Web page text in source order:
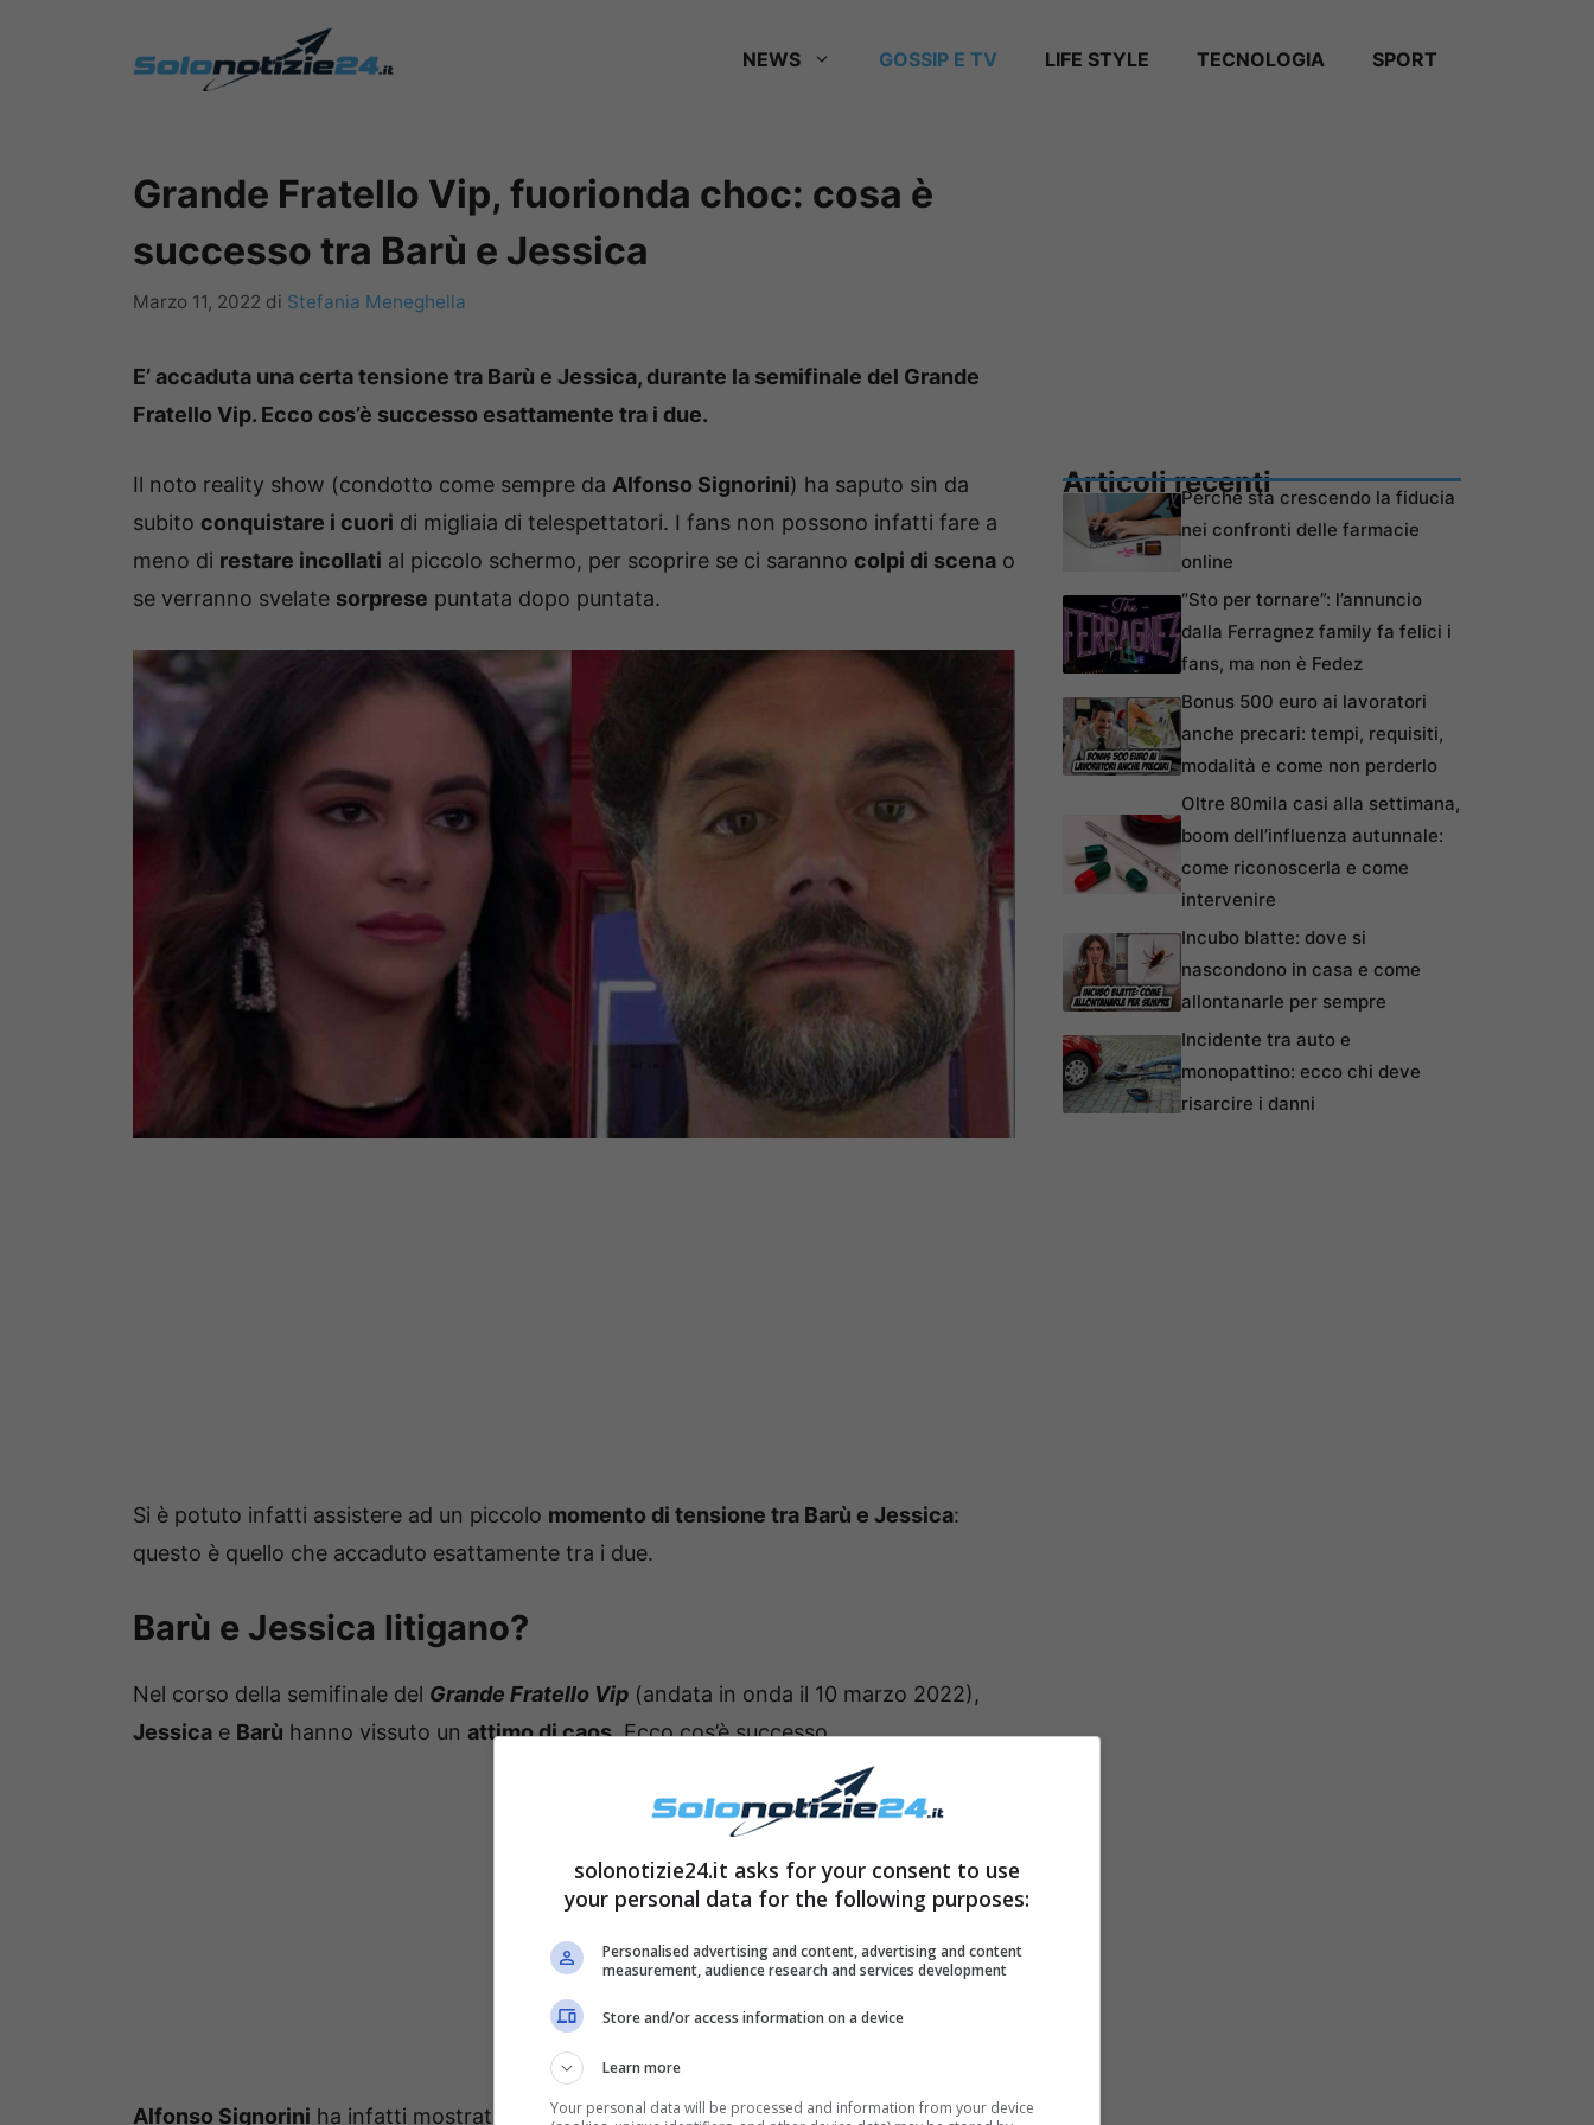
NEWS GOSSIP E TV LIFE STYLE TECNOLOGIA SPORT
Grande Fratello Vip, fuorionda choc: cosa è
successo tra Barù e Jessica
Marzo 11, 2022 di Stefania Meneghella
E’ accaduta una certa tensione tra Barù e Jessica, durante la semifinale del Grande
Fratello Vip. Ecco cos’è successo esattamente tra i due.
Il noto reality show (condotto come sempre da Alfonso Signorini) ha saputo sin da
subito conquistare i cuori di migliaia di telespettatori. I fans non possono infatti fare a
meno di restare incollati al piccolo schermo, per scoprire se ci saranno colpi di scena o
se verranno svelate sorprese puntata dopo puntata.
Si è potuto infatti assistere ad un piccolo momento di tensione tra Barù e Jessica:
questo è quello che accaduto esattamente tra i due.
Barù e Jessica litigano?
Nel corso della semifinale del Grande Fratello Vip (andata in onda il 10 marzo 2022),
Jessica e Barù hanno vissuto un attimo di caos. Ecco cos’è successo.
Alfonso Signorini ha infatti mostrato un filmato che ritraevaBarùil quale, nel
Articoli recentiPerché sta crescendo la fiducia
nei confronti delle farmacie
online
“Sto per tornare”: l’annuncio
dalla Ferragnez family fa felici i
fans, ma non è Fedez
Bonus 500 euro ai lavoratori
anche precari: tempi, requisiti,
modalità e come non perderlo
Oltre 80mila casi alla settimana,
boom dell’influenza autunnale:
come riconoscerla e come
intervenire
Incubo blatte: dove si
nascondono in casa e come
allontanarle per sempre
Incidente tra auto e
monopattino: ecco chi deve
risarcire i danni
solonotizie24.it asks for your consent to use
your personal data for the following purposes:
Personalised advertising and content, advertising and content
measurement, audience research and services development
Store and/or access information on a device
Learn more
Your personal data will be processed and information from your device